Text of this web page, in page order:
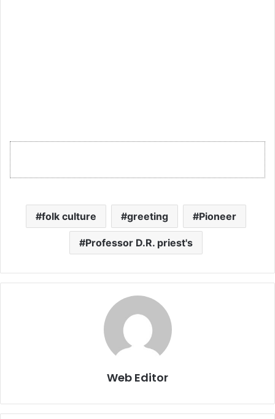
folk culture greeting Pioneer
Professor D.R. priest's
Web Editor